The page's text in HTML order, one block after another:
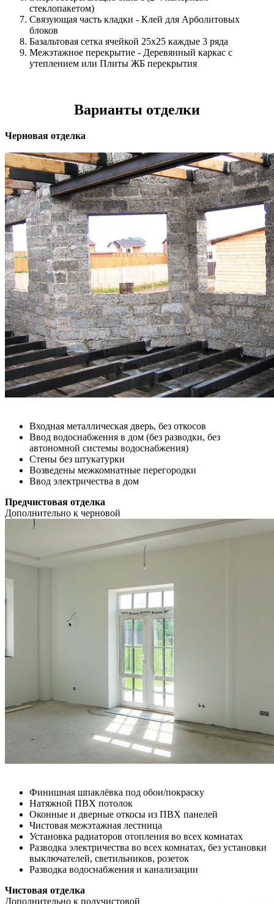
стеклопакетом)
Связующая часть кладки - Клей для Арболитовых
блоков
Базальтовая сетка ячейкой 25х25 каждые 3 ряда
Межэтажное перекрытие - Деревянный каркас с
утеплением или Плиты ЖБ перекрытия
Варианты отделки
Черновая отделка
Входная металлическая дверь, без откосов
Ввод водоснабжения в дом (без разводки, без
автономной системы водоснабжения)
Стены без штукатурки
Возведены межкомнатные перегородки
Ввод электричества в дом
Предчистовая отделка
Дополнительно к черновой
Финишная шпаклёвка под обои/покраску
Натяжной ПВХ потолок
Оконные и дверные откосы из ПВХ панелей
Чистовая межэтажная лестница
Установка радиаторов отопления во всех комнатах
Разводка электричества во всех комнатах, без установки
выключателей, светильников, розеток
Разводка водоснабжения и канализации
Чистовая отделка
Дополнительно к получистовой